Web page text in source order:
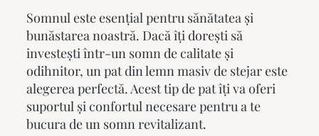
Somnul este esențial pentru sănătatea și
bunăstarea noastră. Dacă îți dorești să
investești într-un somn de calitate și
odihnitor, un pat din lemn masivde stejar este
alegerea perfectă. Acest tip de pat îți va oferi
suportul și confortul necesare pentru a te
bucura de un somn revitalizant.